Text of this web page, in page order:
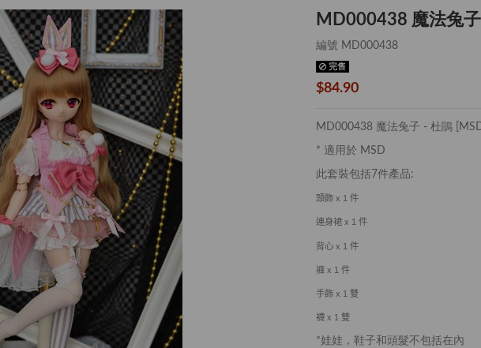
MD000438 魔法兔
編號 MD000438
完售
$84.90
MD000438 魔法兔子 - 杜鵑
* 適用於 MSD
此套裝包括7件產品:
頭飾 x 1 件
連身裙 x 1 件
背心 x 1 件
褲 x 1 件
手飾 x 1 雙
襪 x 1 雙
*娃娃，鞋子和頭髮不包括在內